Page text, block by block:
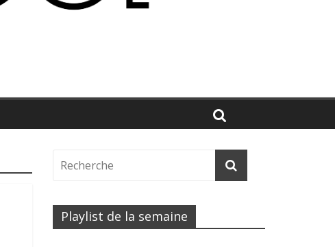
Playlist de la semaine